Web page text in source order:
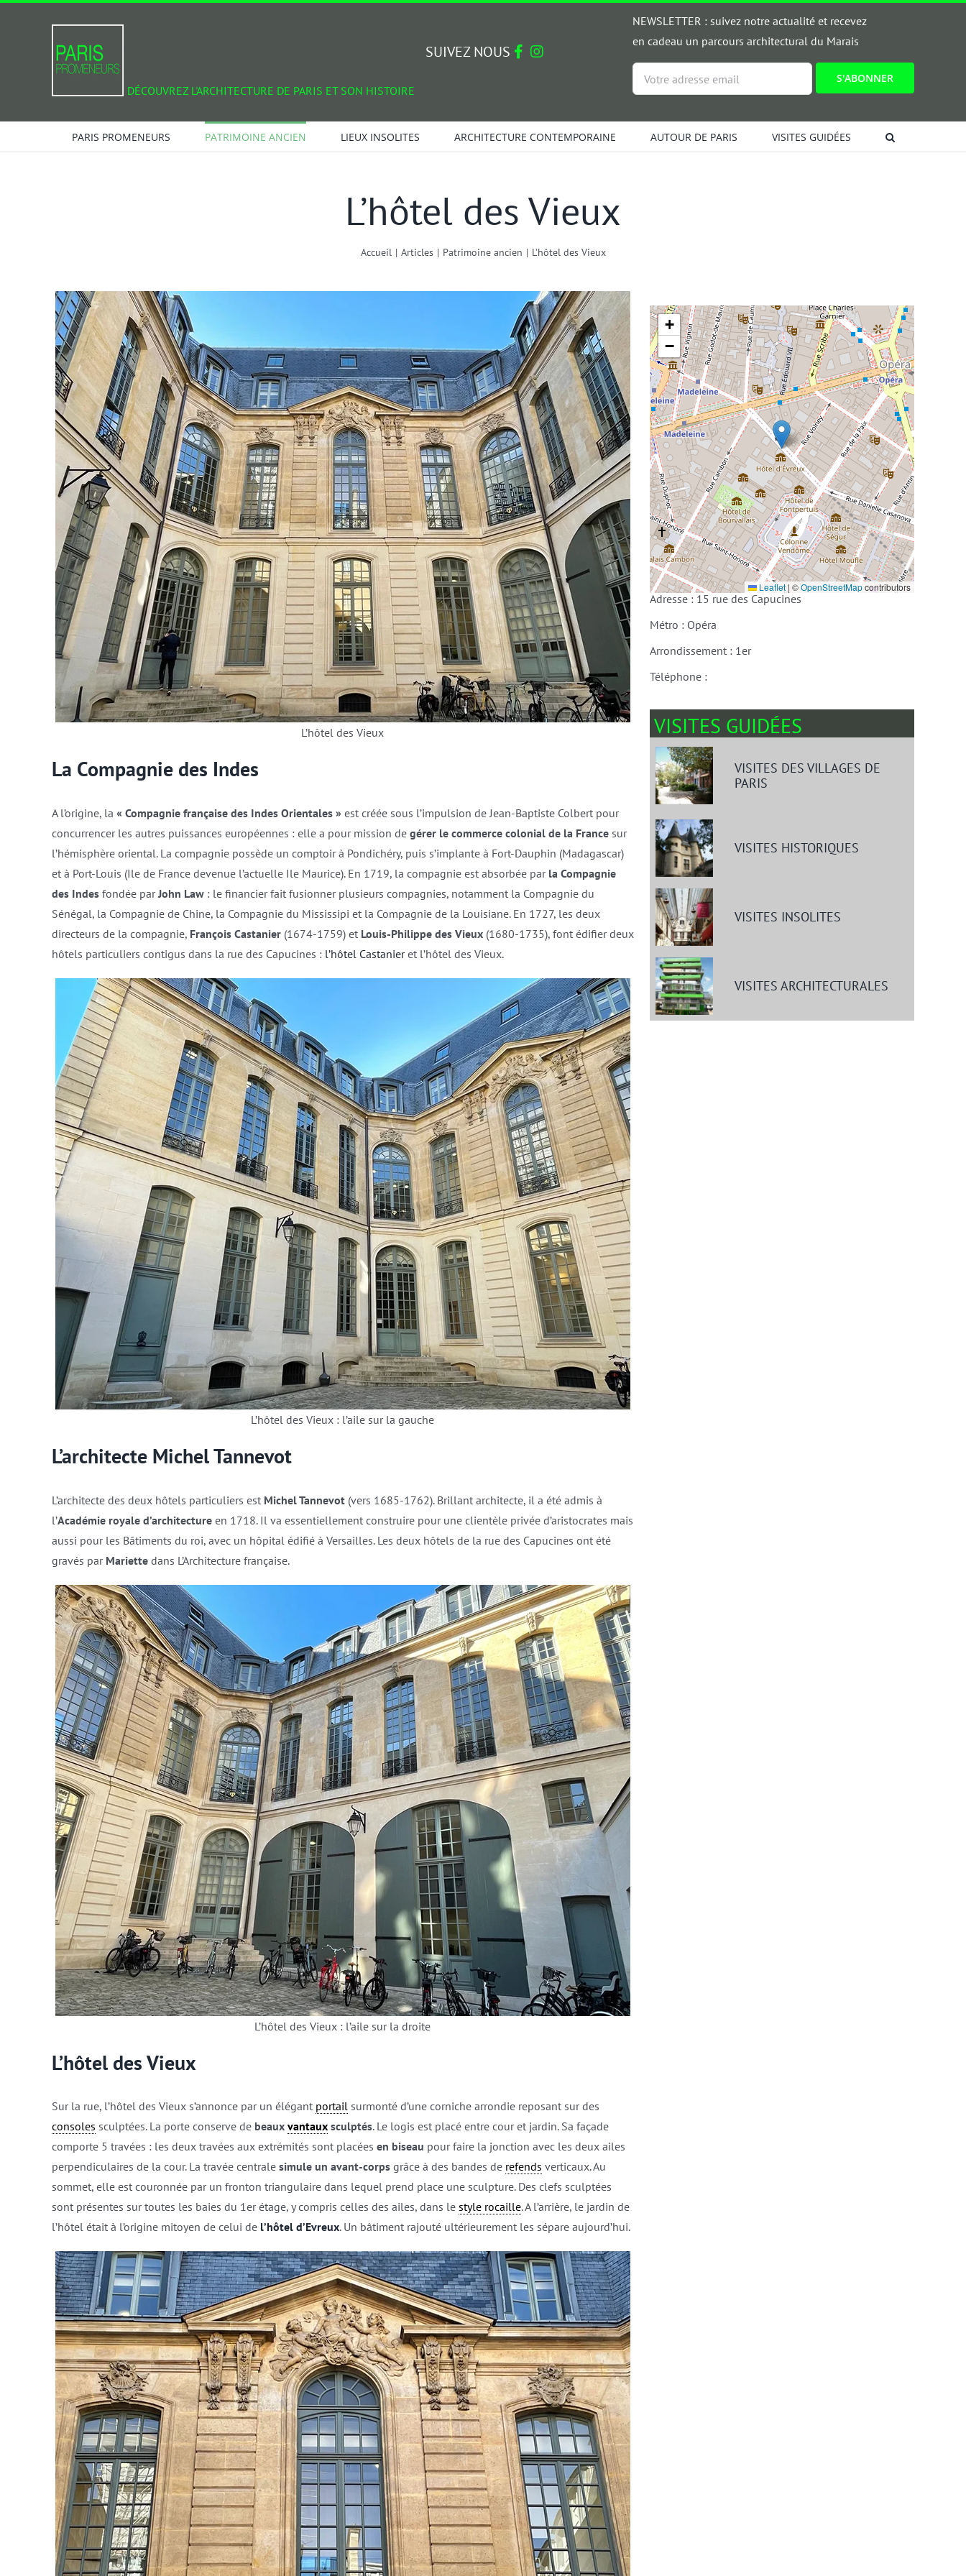
DÉCOUVREZ L'ARCHITECTURE DE PARIS ET SON HISTOIRE
SUIVEZ NOUS
NEWSLETTER : suivez notre actualité et recevez
en cadeau un parcours architectural du Marais
Email
*
PARIS PROMENEURS PATRIMOINE ANCIEN LIEUX INSOLITES ARCHITECTURE CONTEMPORAINE AUTOUR DE PARIS VISITES GUIDÉES
L’hôtel des Vieux
Accueil | Articles | Patrimoine ancien | L’hôtel des Vieux
L’hôtel des Vieux
La Compagnie des Indes
A l’origine, la « Compagnie française des Indes Orientales »est créée sous l’impulsion de Jean-Baptiste Colbert pour
concurrencer les autres puissances européennes : elle a pour mission de gérer le commerce colonial de la France sur
l’hémisphère oriental. La compagnie possède un comptoir à Pondichéry, puis s’implante à Fort-Dauphin (Madagascar)
et à Port-Louis (Ile de France devenue l’actuelle Ile Maurice). En 1719, la compagnie est absorbée par la Compagnie
des Indesfondée parJohn Law: le financier fait fusionner plusieurs compagnies, notamment la Compagnie du
Sénégal, la Compagnie de Chine, la Compagnie du Mississipi et la Compagnie de la Louisiane. En 1727, les deux
directeurs de la compagnie, François Castanier(1674-1759) et Louis-Philippe des Vieux(1680-1735), font édifier deux
hôtels particuliers contigus dans la rue des Capucines : l’hôtel Castanieret l’hôtel des Vieux.
L’hôtel des Vieux : l’aile sur la gauche
L’architecte Michel Tannevot
L’architecte des deux hôtels particuliers est Michel Tannevot(vers 1685-1762). Brillant architecte, il a été admis à
l’Académie royale d’architectureen 1718. Il va essentiellement construire pour une clientèle privée d’aristocrates mais
aussi pour les Bâtiments du roi, avec un hôpital édifié à Versailles. Les deux hôtels de la rue des Capucines ont été
gravés par Mariettedans L’Architecture française.
L’hôtel des Vieux : l’aile sur la droite
L’hôtel des Vieux
Sur la rue, l’hôtel des Vieux s’annonce par un élégant portailsurmonté d’une corniche arrondie reposant sur des
consoles sculptées. La porte conserve de beaux vantauxsculptés. Le logis est placé entre cour et jardin. Sa façade
comporte 5 travées : les deux travées aux extrémités sont placées en biseau pour faire la jonction avec les deux ailes
perpendiculaires de la cour. La travée centrale simule un avant-corps grâce à des bandes de refends verticaux. Au
sommet, elle est couronnée par un fronton triangulaire dans lequel prend place une sculpture. Des clefs sculptées
sont présentes sur toutes les baies du 1er étage, y compris celles des ailes, dans le style rocaille. A l’arrière, le jardin de
l’hôtel était à l’origine mitoyen de celui de l’hôtel d’Evreux. Un bâtiment rajouté ultérieurement les sépare aujourd’hui.
+
−
Leaflet | ©OpenStreetMapcontributors
Adresse : 15 rue des Capucines
Métro : Opéra
Arrondissement : 1er
Téléphone :
VISITES GUIDÉES
VISITES DES VILLAGES DE
PARIS
VISITES HISTORIQUES
VISITES INSOLITES
VISITES ARCHITECTURALES